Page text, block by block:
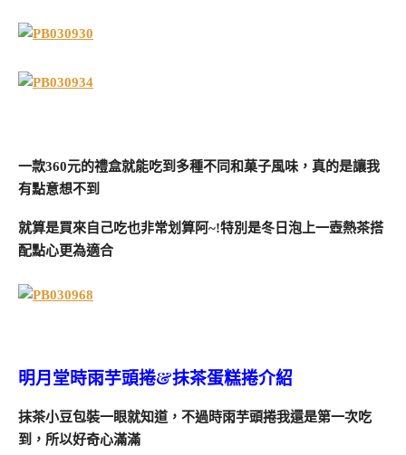
一款360元的禮盒就能吃到多種不同和菓子風味，真的是讓我
有點意想不到
就算是買來自己吃也非常划算阿~!特別是冬日泡上一壺熱茶搭
配點心更為適合
明月堂時雨芋頭捲&抹茶蛋糕捲介紹
抹茶小豆包裝一眼就知道，不過時雨芋頭捲我還是第一次吃
到，所以好奇心滿滿